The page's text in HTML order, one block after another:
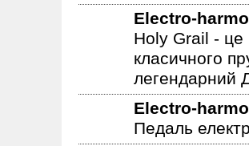
Electro-
Holy Grail - це
класичного
легендарний
Electro-
Педаль